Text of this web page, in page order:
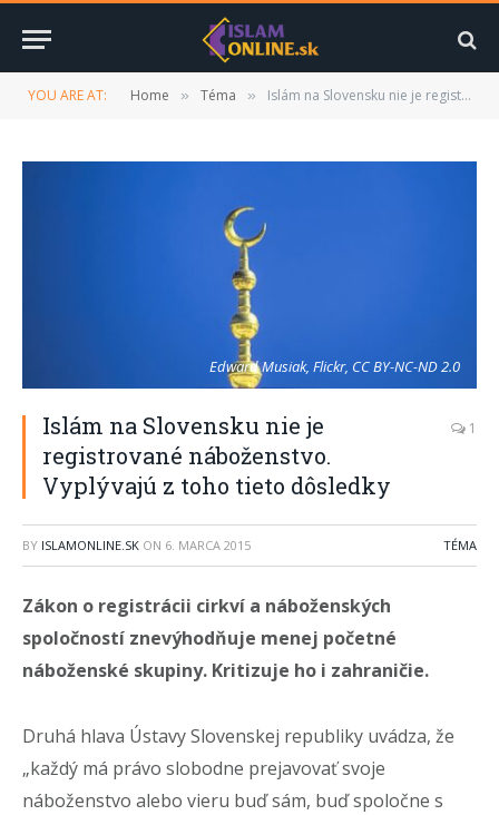
YOU ARE AT: Home » Téma » Islám na Slovensku nie je registrované náboženstvo. Vyplývajú z toho tieto dôsledky
Edward Musiak, Flickr, CC BY-NC-ND 2.0
Islám na Slovensku nie je
registrované náboženstvo.
Vyplývajú z toho tieto dôsledky
1
BY ISLAMONLINE.SK ON 6. MARCA 2015 TÉMA
Zákon o registrácii cirkví a náboženských
spoločností znevýhodňuje menej početné
náboženské skupiny. Kritizuje ho i zahraničie.
Druhá hlava Ústavy Slovenskej republiky uvádza, že
„každý má právo slobodne prejavovať svoje
náboženstvo alebo vieru buď sám, buď spoločne s